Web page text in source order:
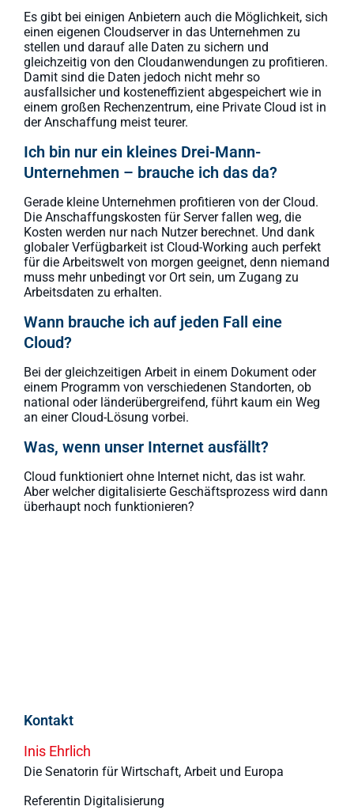
Es gibt bei einigen Anbietern auch die Möglichkeit, sich
einen eigenen Cloudserver in das Unternehmen zu
stellen und darauf alle Daten zu sichern und
gleichzeitig von den Cloudanwendungen zu profitieren.
Damit sind die Daten jedoch nicht mehr so
ausfallsicher und kosteneffizient abgespeichert wie in
einem großen Rechenzentrum, eine Private Cloud ist in
der Anschaffung meist teurer.
Ich bin nur ein kleines Drei-Mann-
Unternehmen – brauche ich das da?
Gerade kleine Unternehmen profitieren von der Cloud.
Die Anschaffungskosten für Server fallen weg, die
Kosten werden nur nach Nutzer berechnet. Und dank
globaler Verfügbarkeit ist Cloud-Working auch perfekt
für die Arbeitswelt von morgen geeignet, denn niemand
muss mehr unbedingt vor Ort sein, um Zugang zu
Arbeitsdaten zu erhalten.
Wann brauche ich auf jeden Fall eine
Cloud?
Bei der gleichzeitigen Arbeit in einem Dokument oder
einem Programm von verschiedenen Standorten, ob
national oder länderübergreifend, führt kaum ein Weg
an einer Cloud-Lösung vorbei.
Was, wenn unser Internet ausfällt?
Cloud funktioniert ohne Internet nicht, das ist wahr.
Aber welcher digitalisierte Geschäftsprozess wird dann
überhaupt noch funktionieren?
Kontakt
Inis Ehrlich
Die Senatorin für Wirtschaft, Arbeit und Europa
Referentin Digitalisierung